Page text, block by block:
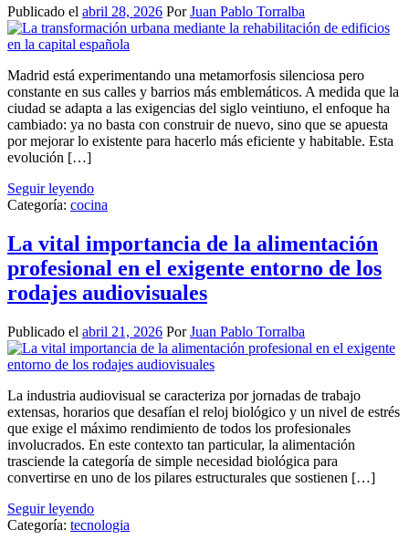
Publicado el abril 28, 2026 PorJuan Pablo Torralba
Madrid está experimentando una metamorfosis silenciosa pero
constante en sus calles y barrios más emblemáticos. A medida que la
ciudad se adapta a las exigencias del siglo veintiuno, el enfoque ha
cambiado: ya no basta con construir de nuevo, sino que se apuesta
por mejorar lo existente para hacerlo más eficiente y habitable. Esta
evolución […]
Seguir leyendo
Categoría: cocina
La vital importancia de la alimentación
profesional en el exigente entorno de los
rodajes audiovisuales
Publicado el abril 21, 2026 PorJuan Pablo Torralba
La industria audiovisual se caracteriza por jornadas de trabajo
extensas, horarios que desafían el reloj biológico y un nivel de estrés
que exige el máximo rendimiento de todos los profesionales
involucrados. En este contexto tan particular, la alimentación
trasciende la categoría de simple necesidad biológica para
convertirse en uno de los pilares estructurales que sostienen […]
Seguir leyendo
Categoría: tecnologia